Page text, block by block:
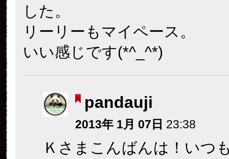
した。
リーリーもマイペース。
いい感じです(*^_^*)
pandauji
2013年 1月 07日 23:38
Ｋさまこんばんは！いつ